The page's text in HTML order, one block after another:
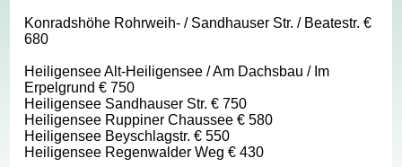
Konradshöhe Rohrweih- / Sandhauser Str. / Beatestr. €
680
Heiligensee Alt-Heiligensee / Am Dachsbau / Im
Erpelgrund € 750
Heiligensee Sandhauser Str. € 750
Heiligensee Ruppiner Chaussee € 580
Heiligensee Beyschlagstr. € 550
Heiligensee Regenwalder Weg € 430